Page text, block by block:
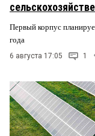
Первый корпус
года
6 августа 17:05 1